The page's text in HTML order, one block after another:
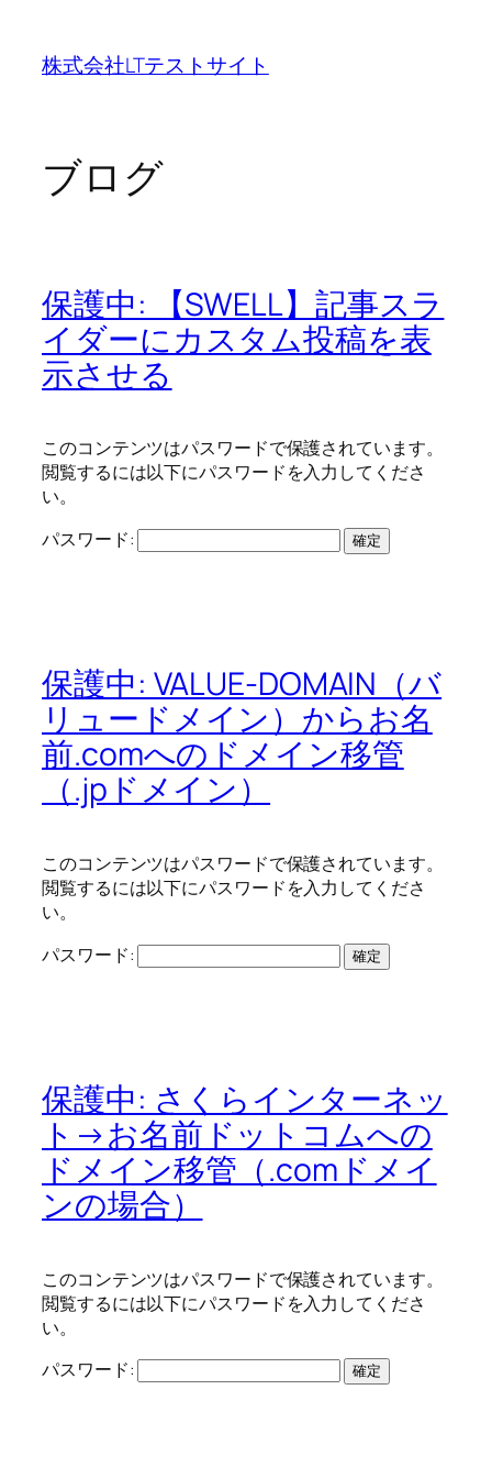
株式会社LTテストサイト
ブログ
保護中: 【SWELL】記事スラ
イダーにカスタム投稿を表
示させる
このコンテンツはパスワードで保護されています。
閲覧するには以下にパスワードを入力してくださ
い。
パスワード:
保護中: VALUE-DOMAIN（バ
リュードメイン）からお名
前.comへのドメイン移管
（.jpドメイン）
このコンテンツはパスワードで保護されています。
閲覧するには以下にパスワードを入力してくださ
い。
パスワード:
保護中: さくらインターネッ
ト→お名前ドットコムへの
ドメイン移管（.comドメイ
ンの場合）
このコンテンツはパスワードで保護されています。
閲覧するには以下にパスワードを入力してくださ
い。
パスワード: